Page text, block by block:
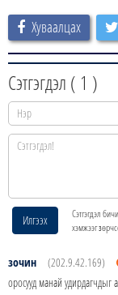
Хуваалцах
Сэтгэгдэл ( 1 )
Илгээх
Сэтгэгдэл
хэмжээг
зочин (202.9.42.169)
оросууд манай удирдагчдыг